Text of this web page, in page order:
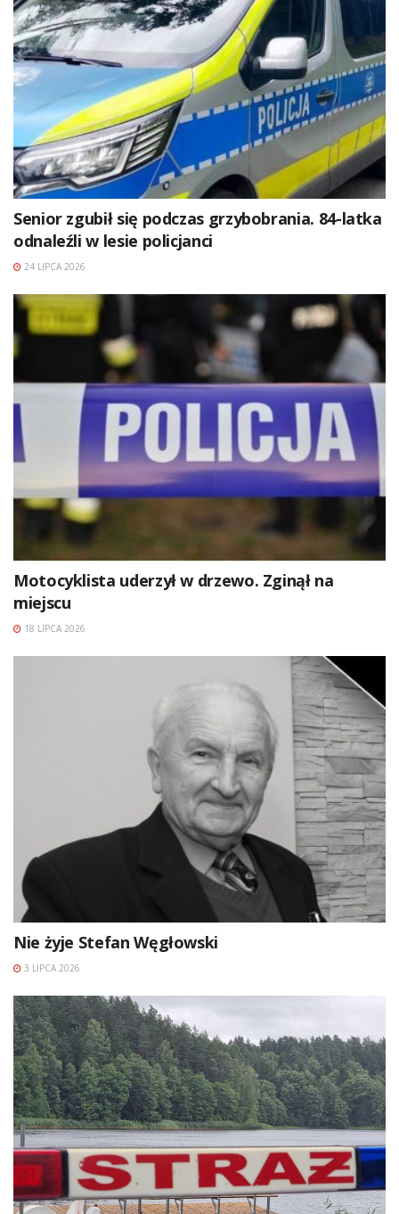
Senior zgubił się podczas grzybobrania. 84-latka
odnaleźli w lesie policjanci
24 LIPCA 2026
Motocyklista uderzył w drzewo. Zginął na
miejscu
18 LIPCA 2026
Nie żyje Stefan Węgłowski
3 LIPCA 2026